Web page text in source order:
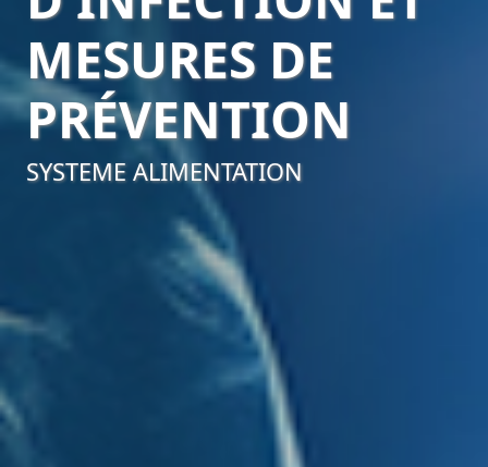
MESURES DE
PRÉVENTION
SYSTEME ALIMENTATION